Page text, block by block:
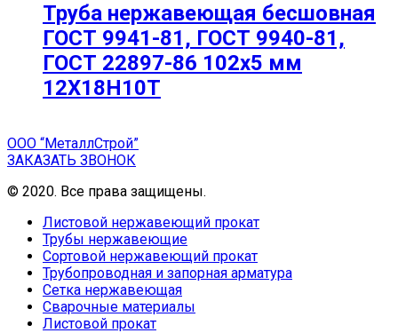
Труба нержавеющая бесшовная
ГОСТ 9941-81, ГОСТ 9940-81,
ГОСТ 22897-86 102х5 мм
12Х18Н10Т
ООО “МеталлСтрой”
ЗАКАЗАТЬ ЗВОНОК
© 2020. Все права защищены.
Листовой нержавеющий прокат
Трубы нержавеющие
Сортовой нержавеющий прокат
Трубопроводная и запорная арматура
Сетка нержавеющая
Сварочные материалы
Листовой прокат